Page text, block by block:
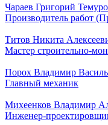
Чараев Григорий
Производитель работ
Титов Никита
Мастер строительно-
Порох Владимир
Главный механик
Михеенков Владимир
Инженер-